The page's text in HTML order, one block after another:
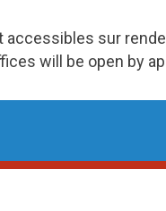
accessibles sur
will be open by